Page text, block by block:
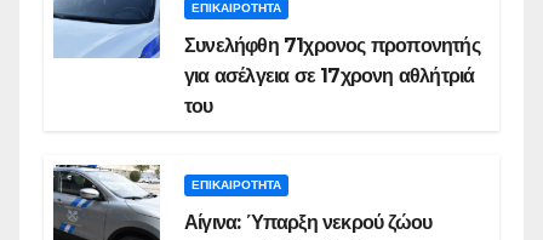
ΕΠΙΚΑΙΡΟΤΗΤΑ
Συνελήφθη 71χρονος προπονητής
για ασέλγεια σε 17χρονη αθλήτριά
του
ΕΠΙΚΑΙΡΟΤΗΤΑ
Αίγινα: Ύπαρξη νεκρού ζώου